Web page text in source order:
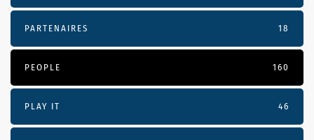
PARTENAIRES 18
PEOPLE 160
PLAY IT 46